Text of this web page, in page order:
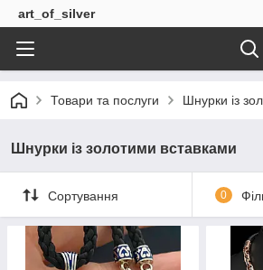
art_of_silver
Товари та послуги Шнурки із
Шнурки із золотими вставками
Сортування 0